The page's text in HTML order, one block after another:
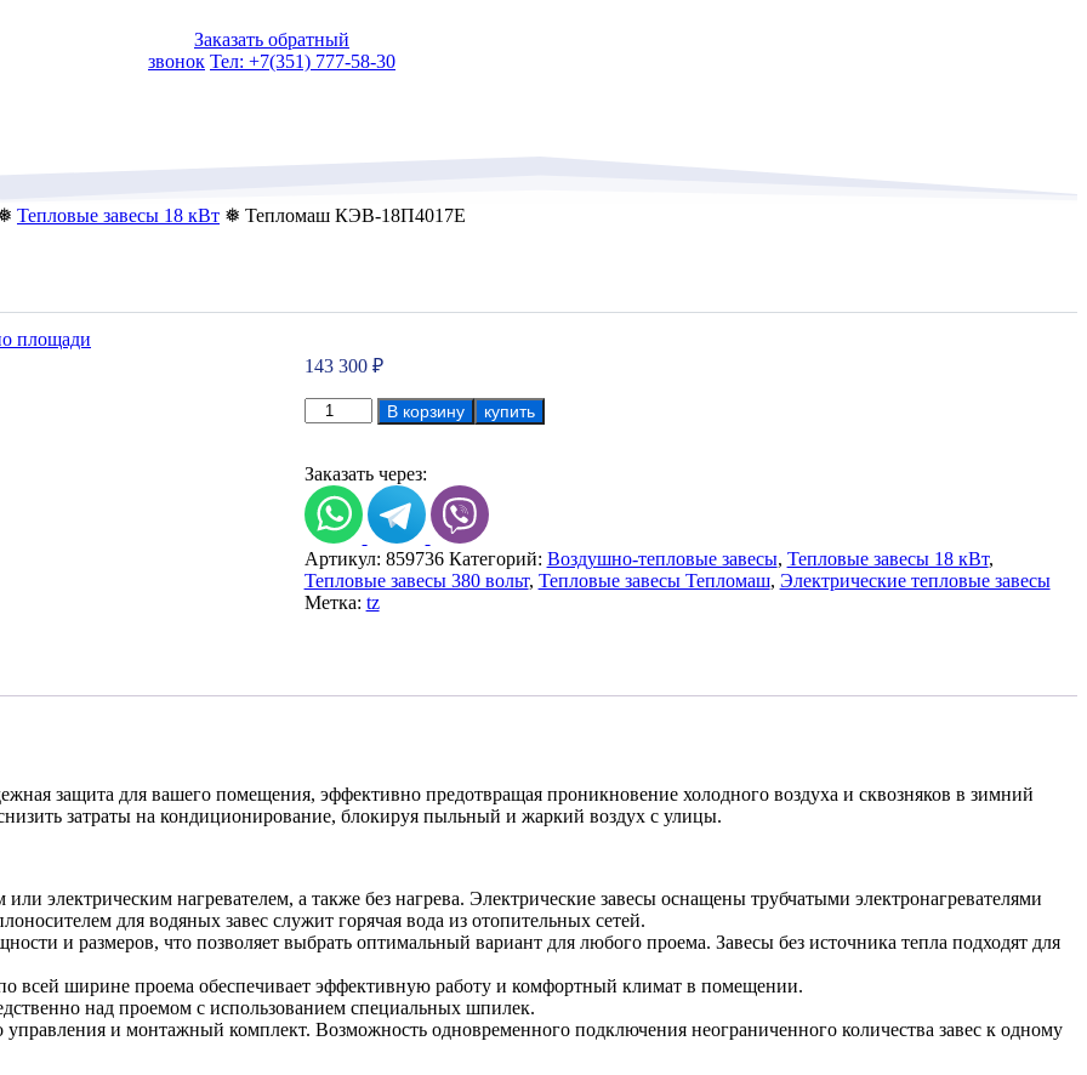
Заказать обратный
звонок Тел: +7(351) 777-58-30
площади
Тепловые завесы 18 кВт ❅ Тепломаш КЭВ-18П4017Е
143 300 ₽
Количество
товара
КЭВ-18П4017Е
В корзину купить
Заказать через:
Артикул: 859736 Категорий: Воздушно-тепловые завесы, Тепловые завесы 18 кВт,
Тепловые завесы 380 вольт, Тепловые завесы Тепломаш, Электрические тепловые завесы
Метка: tz
защита для вашего помещения, эффективно предотвращая проникновение холодного воздуха и сквозняков в зимний
затраты на кондиционирование, блокируя пыльный и жаркий воздух с улицы.
электрическим нагревателем, а также без нагрева. Электрические завесы оснащены трубчатыми электронагревателями
для водяных завес служит горячая вода из отопительных сетей.
и размеров, что позволяет выбрать оптимальный вариант для любого проема. Завесы без источника тепла подходят для
всей ширине проема обеспечивает эффективную работу и комфортный климат в помещении.
над проемом с использованием специальных шпилек.
управления и монтажный комплект. Возможность одновременного подключения неограниченного количества завес к одному